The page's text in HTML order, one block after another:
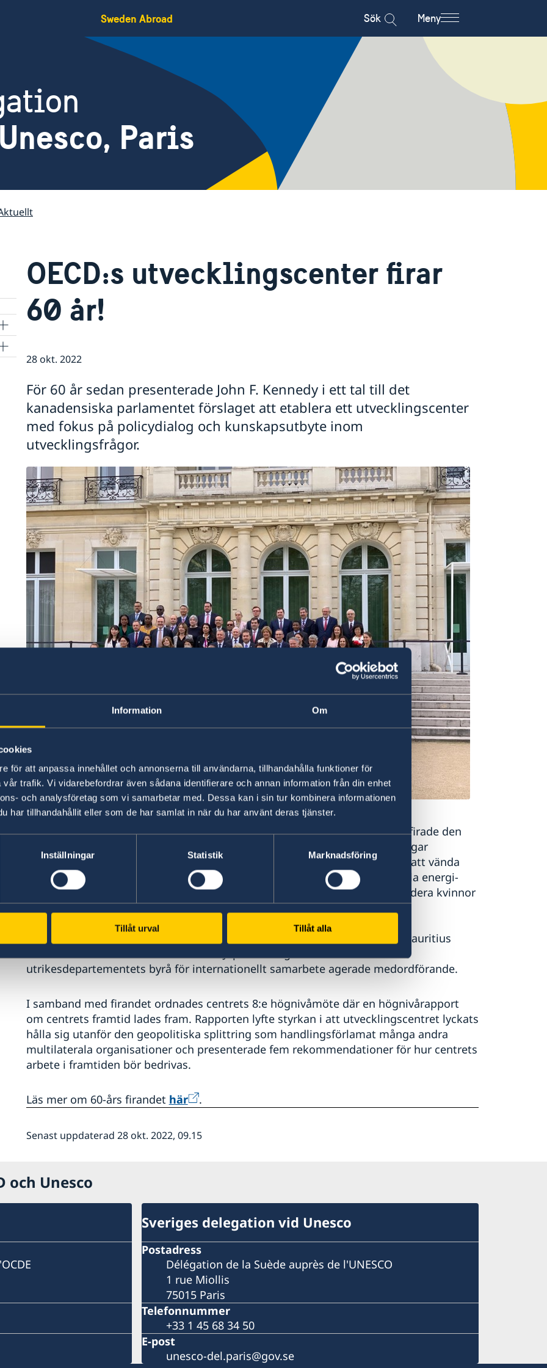
Information Om
för att anpassa innehållet och annonserna till användarna, tillhandahålla funktioner för
trafik. Vi vidarebefordrar även sådana identifierare och annan information från din enhet
och analysföretag som vi samarbetar med. Dessa kan i sin tur kombinera informationen
har tillhandahållit eller som de har samlat in när du har använt deras tjänster.
Inställningar Statistik Marknadsföring
Tillåt urval Tillåt alla
Sweden Abroad Sök Meny
Paris
OECD:s utvecklingscenter firar
60 år!
28 okt. 2022
För 60 år sedan presenterade John F. Kennedy i ett tal till det
kanadensiska parlamentet förslaget att etablera ett utvecklingscenter
med fokus på policydialog och kunskapsutbyte inom
utvecklingsfrågor.
Högnivådeltagarna Foto: Hanna Persson
Utvecklingscentret, som kort därefter etablerades, är en del av OECD och firade den
24-25 oktober sitt 60-årsjubileum genom att rikta blicken mot de utmaningar
organisationen anser vara det mest centrala på utvecklingsområdet idag; att vända
tillbakagången i utveckling som följt av covid-19 pandemin och den globala energi-
och matkrisen, att säkerställa en grön och hållbar utveckling och att inkludera kvinnor
i utvecklingsprocessen.
På mötet deltog flera ministrar, bland annat Islands utrikesminister och Mauritius
utrikesdepartementets byrå för internationellt samarbete agerade medordförande.
I samband med firandet ordnades centrets 8:e högnivåmöte där en högnivårapport
om centrets framtid lades fram. Rapporten lyfte styrkan i att utvecklingscentret lyckats
hålla sig utanför den geopolitiska splittring som handlingsförlamat många andra
multilaterala organisationer och presenterade fem rekommendationer för hur centrets
arbete i framtiden bör bedrivas.
Läs mer om 60-års firandet här .
Senast uppdaterad 28 okt. 2022, 09.15
och Unesco
Sveriges delegation vid Unesco
Postadress
Délégation de la Suède auprès de l'UNESCO
1 rue Miollis
75015 Paris
Telefonnummer
+33 1 45 68 34 50
E-post
unesco-del.paris@gov.se